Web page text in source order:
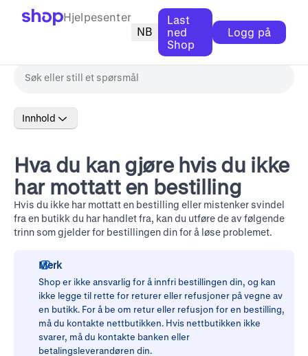
Hjelpesenter
NB
Last
ned
Shop
Logg på
Innhold
Hva du kan gjøre hvis du ikke
har mottatt en bestilling
Hvis du ikke har mottatt en bestilling eller mistenker svindel
fra en butikk du har handlet fra, kan du utføre de av følgende
trinn som gjelder for bestillingen din for å løse problemet.
Merk
Shop er ikke ansvarlig for å innfri bestillingen din, og kan
ikke legge til rette for returer eller refusjoner på vegne av
en butikk. For å be om retur eller refusjon for en bestilling,
må du kontakte nettbutikken. Hvis nettbutikken ikke
svarer, må du kontakte banken eller
betalingsleverandøren din.